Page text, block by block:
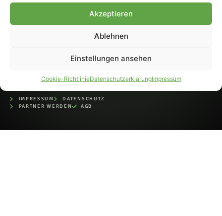
Akzeptieren
Ablehnen
Einstellungen ansehen
Cookie-RichtlinieDatenschutzerklärungImpressum
IMPRESSUM
DATENSCHUTZ
PARTNER WERDEN
AGB